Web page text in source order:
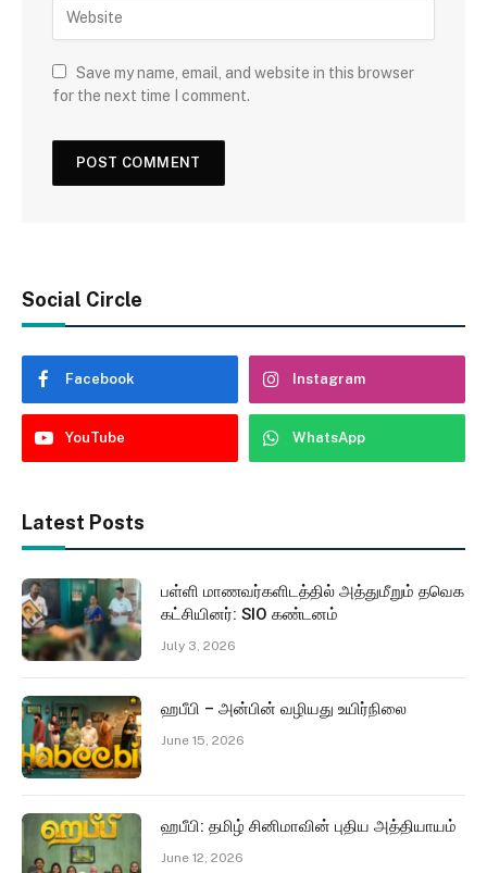
Save my name, email, and website in this browser
for the next time I comment.
Social Circle
Facebook Instagram
YouTube WhatsApp
Latest Posts
பள்ளி மாணவர்களிடத்தில் அத்துமீறும் தவெக
கட்சியினர்: SIO கண்டனம்
July 3, 2026
ஹபீபி – அன்பின் வழியது உயிர்நிலை
June 15, 2026
ஹபீபி: தமிழ் சினிமாவின் புதிய அத்தியாயம்
June 12, 2026